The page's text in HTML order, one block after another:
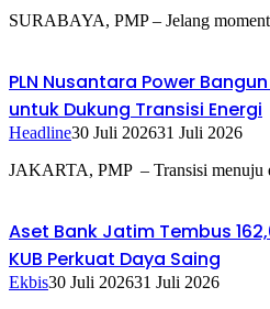
SURABAYA, PMP – Jelang
PLN Nusantara Power
untuk Dukung Transisi Energi
Headline30 Juli 202631 Juli 2026
JAKARTA, PMP – Transisi menuju
Aset Bank Jatim Tembus
KUB Perkuat Daya Saing
Ekbis30 Juli 202631 Juli 2026